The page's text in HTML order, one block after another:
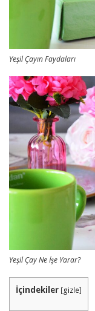
Yeşil Çayın Faydaları
Yeşil Çay Ne İşe Yarar?
İçindekiler [gizle]